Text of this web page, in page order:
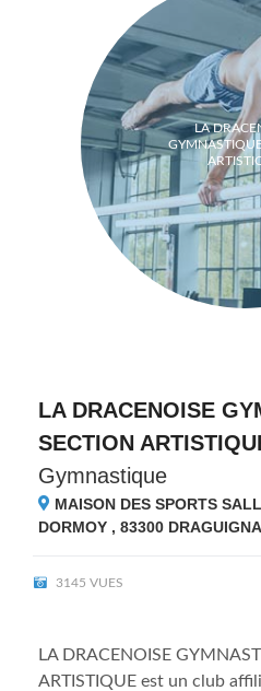
LA
LA DRACENOISE
SECTION
Gymnastique
MAISON DES SPORTS
DORMOY , 83300
3145 VUES
LA DRACENOISE
ARTISTIQUE est un club